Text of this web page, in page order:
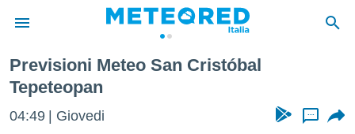
di
Previsioni Meteo San Cristóbal
Tepeteopan
04:49 Giovedi ...